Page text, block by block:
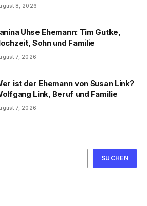
8, 2026
Uhse Ehemann: Tim Gutke,
Sohn und Familie
7, 2026
ist der Ehemann von Susan Link?
Link, Beruf und Familie
7, 2026
SUCHEN